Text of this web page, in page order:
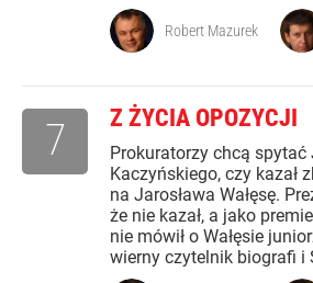
Robert Mazurek
Z ŻYCIA OPOZYCJI
Prokuratorzy chcą spytać
Kaczyńskiego, czy kazał
na Jarosława Wałęsę.
że nie kazał, a jako
nie mówił o Wałęsie
wierny czytelnik biografi i
7